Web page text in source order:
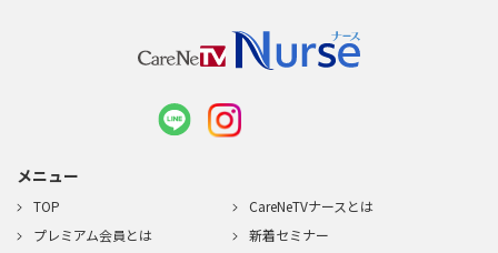
★★★★★
★★★★★ 2026/02/17(火)
講師の方の話が柔らかくて分かりやすかったです。例えも面
★★★★★
★★★★★ 2026/02/17 (火)
メニュー
TOP
CareNeTVナースとは
プレミアム会員とは
新着セミナー